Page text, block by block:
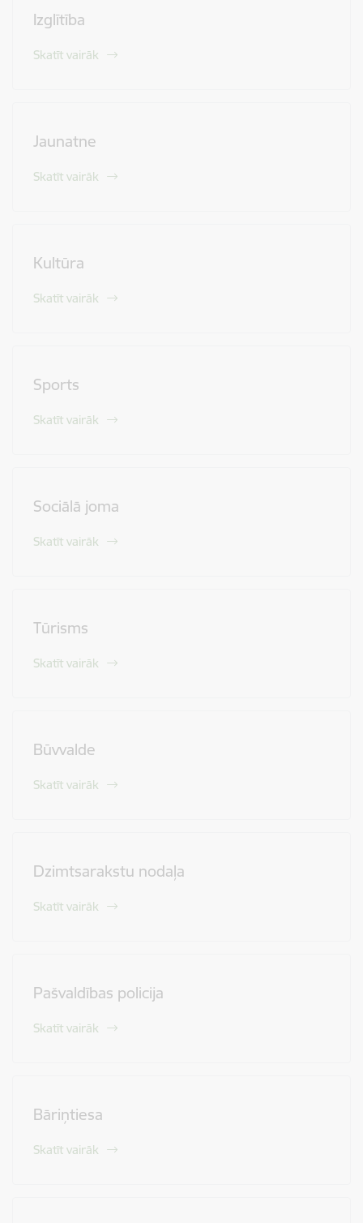
Izglītība
Skatīt vairāk
Jaunatne
Skatīt vairāk
Kultūra
Skatīt vairāk
Sports
Skatīt vairāk
Sociālā joma
Skatīt vairāk
Tūrisms
Skatīt vairāk
Būvvalde
Skatīt vairāk
Dzimtsarakstu nodaļa
Skatīt vairāk
Pašvaldības policija
Skatīt vairāk
Bāriņtiesa
Skatīt vairāk